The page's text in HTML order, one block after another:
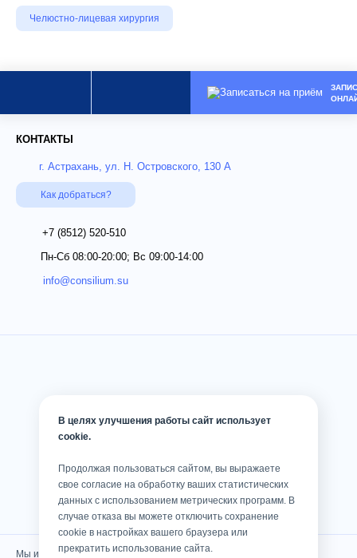
Челюстно-лицевая хирургия
КОНТАКТЫ
г. Астрахань, ул. Н. Островского, 130 А
Как добраться?
+7 (8512) 520-510
Пн-Сб 08:00-20:00; Вс 09:00-14:00
info@consilium.su
Мы используем cookies
В целях улучшения работы сайт использует
cookie.
Продолжая пользоваться сайтом, вы выражаете
свое согласие на обработку ваших статистических
данных с использованием метрических программ. В
случае отказа вы можете отключить сохранение
cookie в настройках вашего браузера или
прекратить использование сайта.